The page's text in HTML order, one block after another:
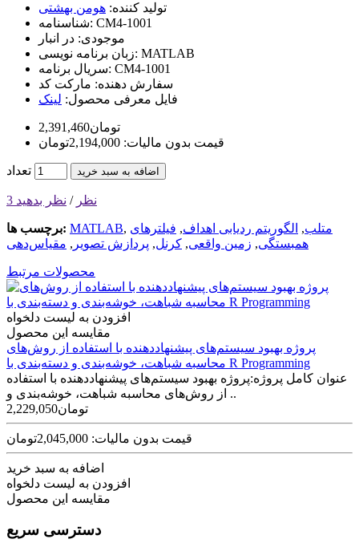
تولید کننده: هومن بهشتی
شناسنامه: CM4-1001
موجودی: در انبار
زبان برنامه نویسی: MATLAB
سریال برنامه: CM4-1001
سفارش دهنده: مارکت کد
فایل معرفی محصول: لینک
2,391,460تومان
قیمت بدون مالیات: 2,194,000تومان
تعداد اضافه به سبد خرید
3 نظر / نظر بدهید
برچسب ها: MATLAB, متلب, الگوریتم ردیابی اهداف, فیلترهای
همبستگی, زمین واقعی, کرنل, پردازش تصویر , مقیاس‌دهی
محصولات مرتبط
افزودن به لیست دلخواه
مقایسه این محصول
پروژه بهبود سیستم‌های پیشنهاددهنده با استفاده از روش‌های
محاسبه شباهت، خوشه‌بندی و دسته‌بندی با R Programming
عنوان کامل پروژه:پروژه بهبود سیستم‌های پیشنهاددهنده با استفاده
از روش‌های محاسبه شباهت، خوشه‌بندی و ..
2,229,050تومان
قیمت بدون مالیات: 2,045,000تومان
اضافه به سبد خرید
افزودن به لیست دلخواه
مقایسه این محصول
دسترسی سریع